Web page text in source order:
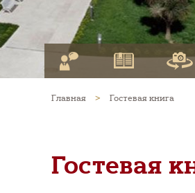
Главная > Гостевая книга
Гостевая